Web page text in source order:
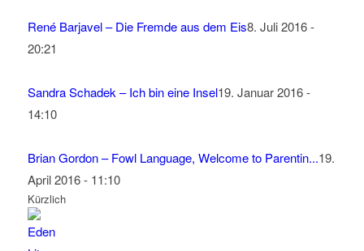
René Barjavel – Die Fremde aus dem Eis8. Juli 2016 -
20:21
Sandra Schadek – Ich bin eine Insel19. Januar 2016 -
14:10
Brian Gordon – Fowl Language, Welcome to Parentin...19.
April 2016 - 11:10
Kürzlich